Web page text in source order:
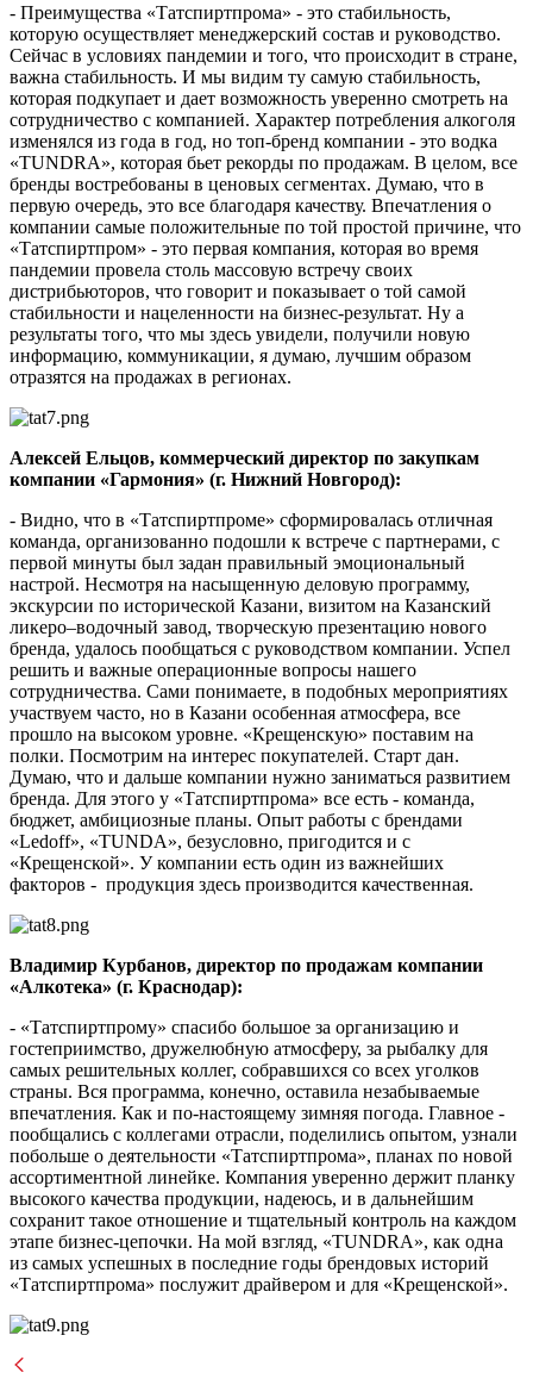
- Преимущества «Татспиртпрома» - это стабильность,
которую осуществляет менеджерский состав и руководство.
Сейчас в условиях пандемии и того, что происходит в стране,
важна стабильность. И мы видим ту самую стабильность,
которая подкупает и дает возможность уверенно смотреть на
сотрудничество с компанией. Характер потребления алкоголя
изменялся из года в год, но топ-бренд компании - это водка
«TUNDRA», которая бьет рекорды по продажам. В целом, все
бренды востребованы в ценовых сегментах. Думаю, что в
первую очередь, это все благодаря качеству. Впечатления о
компании самые положительные по той простой причине, что
«Татспиртпром» - это первая компания, которая во время
пандемии провела столь массовую встречу своих
дистрибьюторов, что говорит и показывает о той самой
стабильности и нацеленности на бизнес-результат. Ну а
результаты того, что мы здесь увидели, получили новую
информацию, коммуникации, я думаю, лучшим образом
отразятся на продажах в регионах.
Алексей Ельцов, коммерческий директор по закупкам
компании «Гармония» (г. Нижний Новгород):
- Видно, что в «Татспиртпроме» сформировалась отличная
команда, организованно подошли к встрече с партнерами, с
первой минуты был задан правильный эмоциональный
настрой. Несмотря на насыщенную деловую программу,
экскурсии по исторической Казани, визитом на Казанский
ликеро–водочный завод, творческую презентацию нового
бренда, удалось пообщаться с руководством компании. Успел
решить и важные операционные вопросы нашего
сотрудничества. Сами понимаете, в подобных мероприятиях
участвуем часто, но в Казани особенная атмосфера, все
прошло на высоком уровне. «Крещенскую» поставим на
полки. Посмотрим на интерес покупателей. Старт дан.
Думаю, что и дальше компании нужно заниматься развитием
бренда. Для этого у «Татспиртпрома» все есть - команда,
бюджет, амбициозные планы. Опыт работы с брендами
«Ledoff», «TUNDA», безусловно, пригодится и с
«Крещенской». У компании есть один из важнейших
факторов - продукция здесь производится качественная.
Владимир Курбанов, директор по продажам компании
«Алкотека» (г. Краснодар):
- «Татспиртпрому» спасибо большое за организацию и
гостеприимство, дружелюбную атмосферу, за рыбалку для
самых решительных коллег, собравшихся со всех уголков
страны. Вся программа, конечно, оставила незабываемые
впечатления. Как и по-настоящему зимняя погода. Главное -
пообщались с коллегами отрасли, поделились опытом, узнали
побольше о деятельности «Татспиртпрома», планах по новой
ассортиментной линейке. Компания уверенно держит планку
высокого качества продукции, надеюсь, и в дальнейшим
сохранит такое отношение и тщательный контроль на каждом
этапе бизнес-цепочки. На мой взгляд, «TUNDRA», как одна
из самых успешных в последние годы брендовых историй
«Татспиртпрома» послужит драйвером и для «Крещенской».